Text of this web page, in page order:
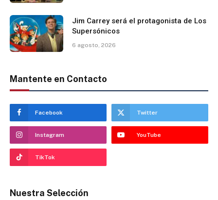
Jim Carrey será el protagonista de Los
Supersónicos
6 agosto, 2026
Mantente en Contacto
Facebook Twitter
Instagram YouTube
TikTok
Nuestra Selección